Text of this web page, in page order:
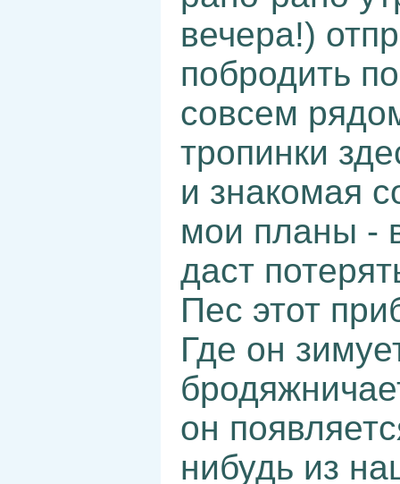
вечера!)
побродить
совсем
тропинки
и знакомая
мои планы -
даст
Пес этот
Где он
он
нибудь из